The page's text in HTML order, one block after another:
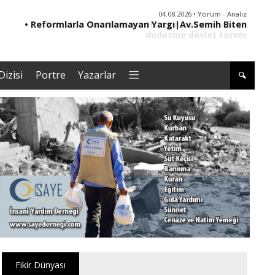
04.08.2026 • Yorum - Analiz
• Reformlarla Onarılamayan Yargı|Av.Semih Biten
Portre Yazarlar
Fikir Dünyası